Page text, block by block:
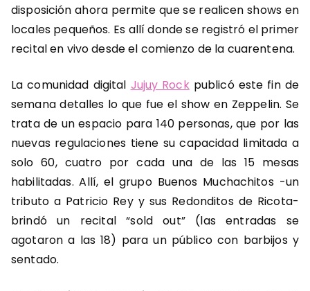
disposición ahora permite que se realicen shows en
locales pequeños. Es allí donde se registró el primer
recital en vivo desde el comienzo de la cuarentena.
La comunidad digital Jujuy Rockpublicó este fin de
semana detalles lo que fue el show en Zeppelin. Se
trata de un espacio para 140 personas, que por las
nuevas regulaciones tiene su capacidad limitada a
solo 60, cuatro por cada una de las 15 mesas
habilitadas. Allí, el grupo Buenos Muchachitos -un
tributo a Patricio Rey y sus Redonditos de Ricota-
brindó un recital “sold out” (las entradas se
agotaron a las 18) para un público con barbijos y
sentado.